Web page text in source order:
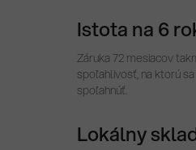
Istota na 6
Záruka 72 mesiacov
spoľahlivosť, na ktorú
spoľahnúť.
Lokálny